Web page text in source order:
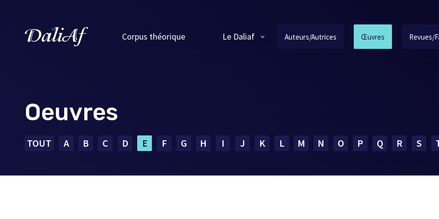
Corpus théorique Le Daliaf Auteurs/Autrices Œuvres Revues/
Oeuvres
TOUT A B C D E F G H I J K L M N O P Q R S